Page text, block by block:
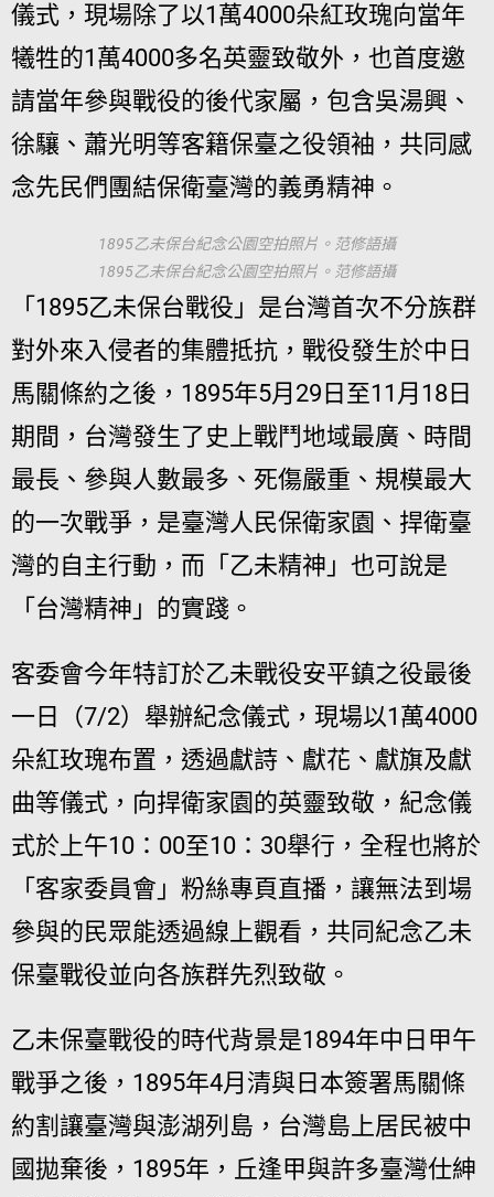
儀式，現場除了以1萬4000朵紅玫瑰向當年
犧牲的1萬4000多名英靈致敬外，也首度邀
請當年參與戰役的後代家屬，包含吳湯興、
徐驤、蕭光明等客籍保臺之役領袖，共同感
念先民們團結保衛臺灣的義勇精神。
1895乙未保台紀念公園空拍照片。范修語攝
1895乙未保台紀念公園空拍照片。范修語攝
「1895乙未保台戰役」是台灣首次不分族群
對外來入侵者的集體抵抗，戰役發生於中日
馬關條約之後，1895年5月29日至11月18日
期間，台灣發生了史上戰鬥地域最廣、時間
最長、參與人數最多、死傷嚴重、規模最大
的一次戰爭，是臺灣人民保衛家園、捍衛臺
灣的自主行動，而「乙未精神」也可說是
「台灣精神」的實踐。
客委會今年特訂於乙未戰役安平鎮之役最後
一日（7/2）舉辦紀念儀式，現場以1萬4000
朵紅玫瑰布置，透過獻詩、獻花、獻旗及獻
曲等儀式，向捍衛家園的英靈致敬，紀念儀
式於上午10：00至10：30舉行，全程也將於
「客家委員會」粉絲專頁直播，讓無法到場
參與的民眾能透過線上觀看，共同紀念乙未
保臺戰役並向各族群先烈致敬。
乙未保臺戰役的時代背景是1894年中日甲午
戰爭之後，1895年4月清與日本簽署馬關條
約割讓臺灣與澎湖列島，台灣島上居民被中
國拋棄後，1895年，丘逢甲與許多臺灣仕紳